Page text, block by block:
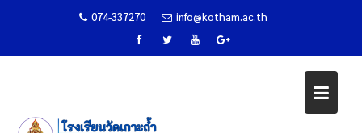
074-337270 info@kotham.ac.th